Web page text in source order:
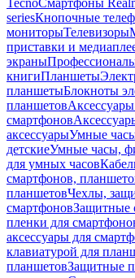
TecnoСмартфоны
seriesКнопочные
мониторыТелевизоры
приставки и
экраны
книгиПланшеты
планшетыБлокноты
планшетов
смартфонов
аксессуарыУмные
детскиеУмные часы,
для умных часов
смартфонов,
планшетовЧехлы,
смартфоновЗащитные
пленки для
аксессуары для
клавиатурой для
планшетовЗащитные